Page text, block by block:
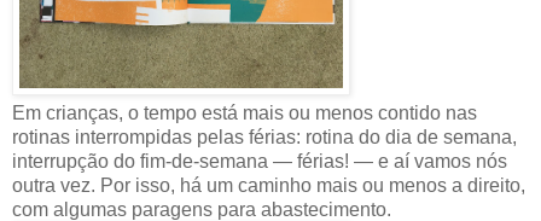
Em crianças, o tempo está mais ou menos contido nas
rotinas interrompidas pelas férias: rotina do dia de semana,
interrupção do fim-de-semana — férias! — e aí vamos nós
outra vez. Por isso, há um caminho mais ou menos a direito,
com algumas paragens para abastecimento.